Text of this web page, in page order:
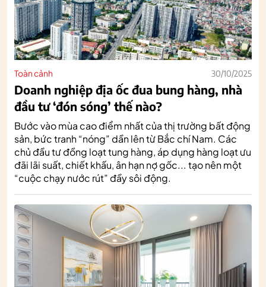
Toàn cảnh 30/10/2025
Doanh nghiệp địa ốc đua bung hàng, nhà
đầu tư ‘đón sóng’ thế nào?
Bước vào mùa cao điểm nhất của thị trường bất động
sản, bức tranh “nóng” dần lên từ Bắc chí Nam. Các
chủ đầu tư đồng loạt tung hàng, áp dụng hàng loạt ưu
đãi lãi suất, chiết khấu, ân hạn nợ gốc... tạo nên một
“cuộc chạy nước rút” đầy sôi động.